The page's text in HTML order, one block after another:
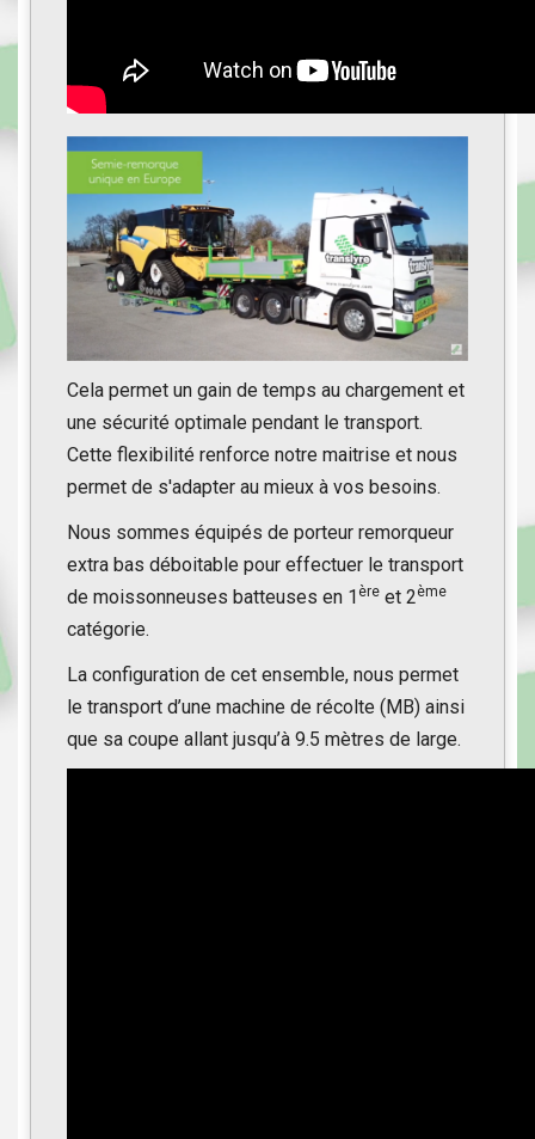
Cela permet un gain de temps au chargement et
une sécurité optimale pendant le transport.
Cette flexibilité renforce notre maitrise et nous
permet de s'adapter au mieux à vos besoins.
Nous sommes équipés de porteur remorqueur
extra bas déboitable pour effectuer le transport
de moissonneuses batteuses en 1 ère et 2ème
catégorie.
La configuration de cet ensemble, nous permet
le transport d’une machine de récolte (MB) ainsi
que sa coupe allant jusqu’à 9.5 mètres de large.